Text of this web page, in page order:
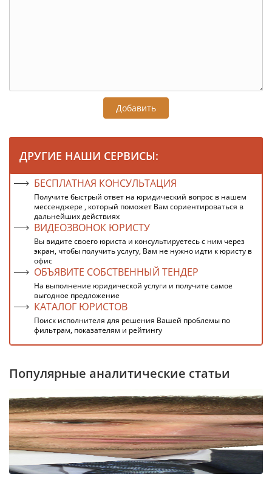
Добавить
ДРУГИЕ НАШИ СЕРВИСЫ:
БЕСПЛАТНАЯ КОНСУЛЬТАЦИЯ
Получите быстрый ответ на юридический вопрос в нашем
мессенджере , который поможет Вам сориентироваться в
дальнейших действиях
ВИДЕОЗВОНОК ЮРИСТУ
Вы видите своего юриста и консультируетесь с ним через
экран, чтобы получить услугу, Вам не нужно идти к юристу в
офис
ОБЪЯВИТЕ СОБСТВЕННЫЙ ТЕНДЕР
На выполнение юридической услуги и получите самое
выгодное предложение
КАТАЛОГ ЮРИСТОВ
Поиск исполнителя для решения Вашей проблемы по
фильтрам, показателям и рейтингу
Популярные аналитические статьи